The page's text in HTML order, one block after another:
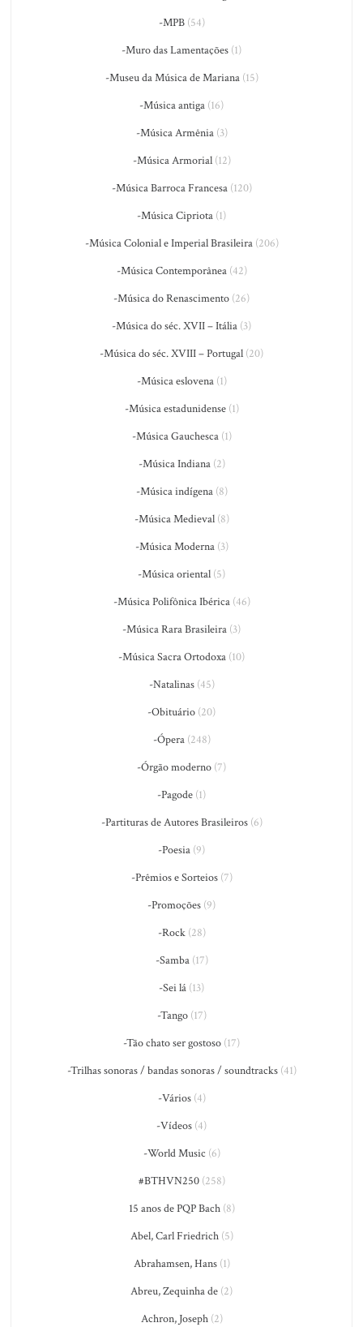
-MPB(54)
-Muro das Lamentações (1)
-Museu da Música de Mariana(15)
-Música antiga (16)
-Música Armênia(3)
-Música Armorial(12)
-Música Barroca Francesa(120)
-Música Cipriota (1)
-Música Colonial e Imperial Brasileira(206)
-Música Contemporânea(42)
-Música do Renascimento (26)
-Música do séc. XVII – Itália (3)
-Música do séc. XVIII – Portugal (20)
-Música eslovena(1)
-Música estadunidense(1)
-Música Gauchesca(1)
-Música Indiana(2)
-Música indígena(8)
-Música Medieval(8)
-Música Moderna(3)
-Música oriental (5)
-Música Polifônica Ibérica(46)
-Música Rara Brasileira (3)
-Música Sacra Ortodoxa (10)
-Natalinas(45)
-Obituário (20)
-Ópera(248)
-Órgão moderno (7)
-Pagode (1)
-Partituras de Autores Brasileiros(6)
-Poesia (9)
-Prêmios e Sorteios(7)
-Promoções (9)
-Rock(28)
-Samba(17)
-Sei lá (13)
-Tango(17)
-Tão chato ser gostoso (17)
-Trilhas sonoras / bandas sonoras / soundtracks(41)
-Vários(4)
-Vídeos (4)
-World Music (6)
#BTHVN250(258)
15 anos de PQP Bach(8)
Abel, Carl Friedrich(5)
Abrahamsen, Hans(1)
Abreu, Zequinha de (2)
Achron, Joseph(2)